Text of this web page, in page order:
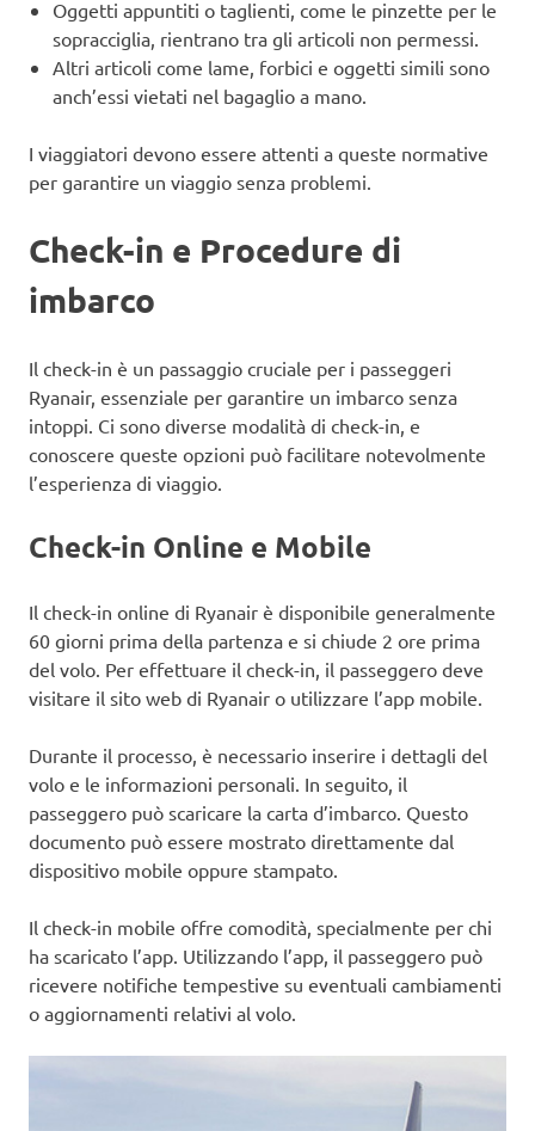
Oggetti appuntiti o taglienti, come le pinzette per le
sopracciglia, rientrano tra gli articoli non permessi.
Altri articoli come lame, forbici e oggetti simili sono
anch’essi vietati nel bagaglio a mano.
I viaggiatori devono essere attenti a queste normative
per garantire un viaggio senza problemi.
Check-in e Procedure di
imbarco
Il check-in è un passaggio cruciale per i passeggeri
Ryanair, essenziale per garantire un imbarco senza
intoppi. Ci sono diverse modalità di check-in, e
conoscere queste opzioni può facilitare notevolmente
l’esperienza di viaggio.
Check-in Online e Mobile
Il check-in online di Ryanair è disponibile generalmente
60 giorni prima della partenza e si chiude 2 ore prima
del volo. Per effettuare il check-in, il passeggero deve
visitare il sito web di Ryanair o utilizzare l’app mobile.
Durante il processo, è necessario inserire i dettagli del
volo e le informazioni personali. In seguito, il
passeggero può scaricare la carta d’imbarco. Questo
documento può essere mostrato direttamente dal
dispositivo mobile oppure stampato.
Il check-in mobile offre comodità, specialmente per chi
ha scaricato l’app. Utilizzando l’app, il passeggero può
ricevere notifiche tempestive su eventuali cambiamenti
o aggiornamenti relativi al volo.